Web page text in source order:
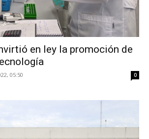
en ley la promoción de
05:50 0